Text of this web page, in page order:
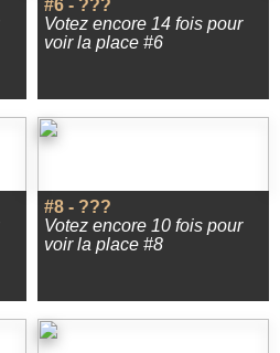
#6 - ???
Votez encore 14 fois pour
voir la place #6
#8 - ???
Votez encore 10 fois pour
voir la place #8